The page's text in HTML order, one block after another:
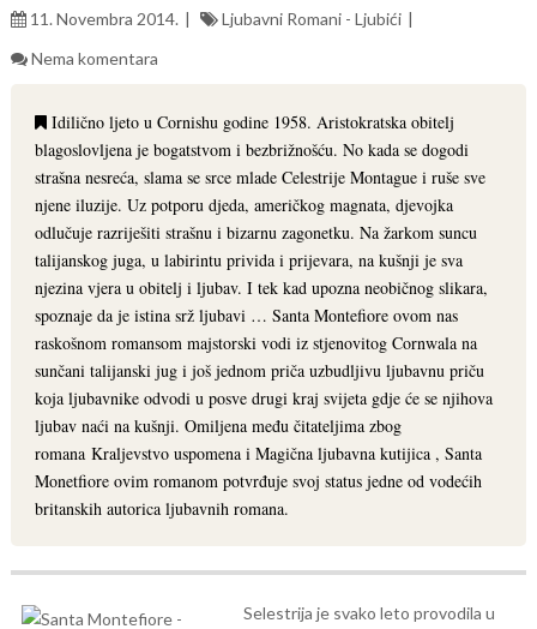
11. Novembra 2014.
Ljubavni Romani - Ljubići
Nema komentara
Idilično ljeto u Cornishu godine 1958. Aristokratska obitelj
blagoslovljena je bogatstvom i bezbrižnošću. No kada se dogodi
strašna nesreća, slama se srce mlade Celestrije Montague i ruše sve
njene iluzije. Uz potporu djeda, američkog magnata, djevojka
odlučuje razriješiti strašnu i bizarnu zagonetku. Na žarkom suncu
talijanskog juga, u labirintu privida i prijevara, na kušnji je sva
njezina vjera u obitelj i ljubav. I tek kad upozna neobičnog slikara,
spoznaje da je istina srž ljubavi … Santa Montefiore ovom nas
raskošnom romansom majstorski vodi iz stjenovitog Cornwala na
sunčani talijanski jug i još jednom priča uzbudljivu ljubavnu priču
koja ljubavnike odvodi u posve drugi kraj svijeta gdje će se njihova
ljubav naći na kušnji. Omiljena među čitateljima zbog
romana Kraljevstvo uspomena i Magična ljubavna kutijica , Santa
Monetfiore ovim romanom potvrđuje svoj status jedne od vodećih
britanskih autorica ljubavnih romana.
Selestrija je svako leto provodila u